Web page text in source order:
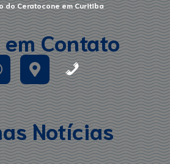
do Ceratocone em Curitiba
Contato
Notícias